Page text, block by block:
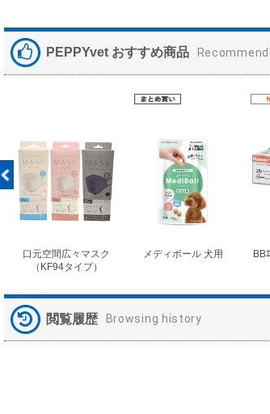
PEPPYvet おすすめ商品 Recommend
口元空間広々マスク
（KF94タイプ）
メディボール 犬用
BB
閲覧履歴 Browsing history